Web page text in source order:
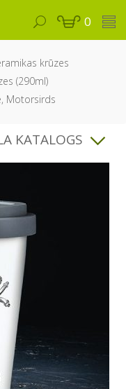
0
krūzes
(290ml)
Motorsirds
KATALOGS